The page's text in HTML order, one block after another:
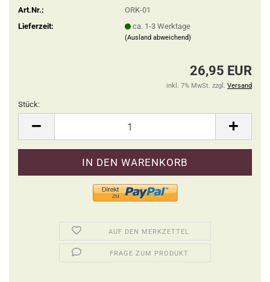
Art.Nr.:
ORK-01
Lieferzeit:
ca. 1-3 Werktage
(Ausland abweichend)
26,95 EUR
inkl. 7% MwSt. zzgl. Versand
Stück:
AUF DEN MERKZETTEL
FRAGE ZUM PRODUKT